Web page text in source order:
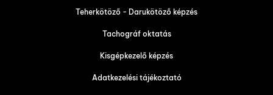
Teherkötöző - Darukötöző képzés
Tachográf oktatás
Kisgépkezelő képzés
Adatkezelési tájékoztató